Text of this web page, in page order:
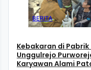
BERITA
Kebakaran di
Unggulrejo
Karyawan Alami